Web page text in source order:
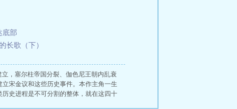
底部
长歌（下）
，塞尔柱帝国分裂、伽色尼王朝内乱衰
宋金议和这些历史事件。本作主角一生
史进程是不可分割的整体，就在这四十